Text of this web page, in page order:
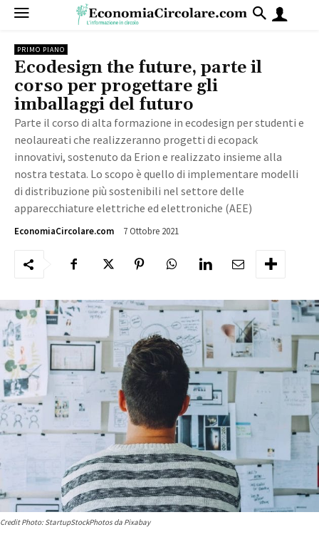
PRIMO PIANO
Ecodesign the future, parte il
corso per progettare gli
imballaggi del futuro
Parte il corso di alta formazione in ecodesign per studenti e
neolaureati che realizzeranno progetti di ecopack
innovativi, sostenuto da Erion e realizzato insieme alla
nostra testata. Lo scopo è quello di implementare modelli
di distribuzione più sostenibili nel settore delle
apparecchiature elettriche ed elettroniche (AEE)
EconomiaCircolare.com 7 Ottobre 2021
Credit Photo: StartupStockPhotos da Pixabay